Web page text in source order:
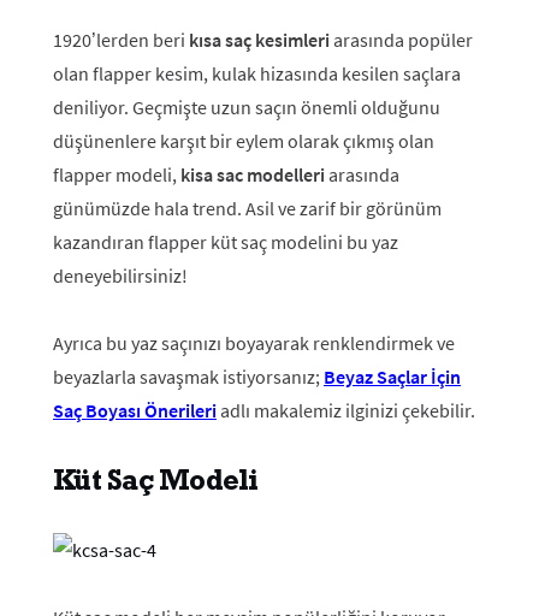
1920’lerden beri kısa saç kesimleri arasında popüler
olan flapper kesim, kulak hizasında kesilen saçlara
deniliyor. Geçmişte uzun saçın önemli olduğunu
düşünenlere karşıt bir eylem olarak çıkmış olan
flapper modeli, kisa sac modelleri arasında
günümüzde hala trend. Asil ve zarif bir görünüm
kazandıran flapper küt saç modelini bu yaz
deneyebilirsiniz!
Ayrıca bu yaz saçınızı boyayarak renklendirmek ve
beyazlarla savaşmak istiyorsanız; Beyaz Saçlar İçin
Saç Boyası Önerileri adlı makalemiz ilginizi çekebilir.
Küt Saç Modeli